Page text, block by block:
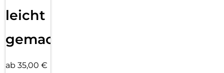
leicht
gemacht!
ab 35,00 €